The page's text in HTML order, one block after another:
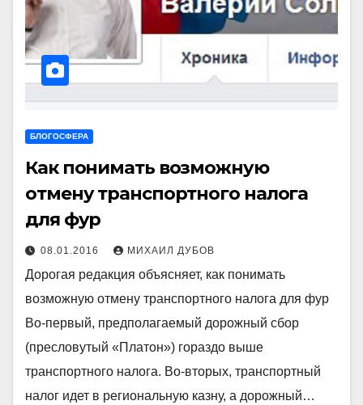
БЛОГОСФЕРА
Как понимать возможную
отмену транспортного налога
для фур
08.01.2016 МИХАИЛ ДУБОВ
Дорогая редакция объясняет, как понимать
возможную отмену транспортного налога для фур
Во-первый, предполагаемый дорожный сбор
(пресловутый «Платон») гораздо выше
транспортного налога. Во-вторых, транспортный
налог идет в региональную казну, а дорожный…